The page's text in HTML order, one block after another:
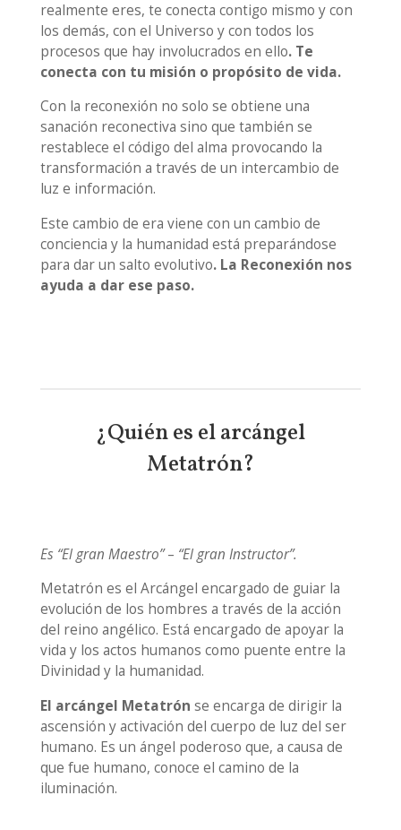
realmente eres, te conecta contigo mismo y con
los demás, con el Universo y con todos los
procesos que hay involucrados en ello. Te
conecta con tu misión o propósito de vida.
Con la reconexión no solo se obtiene una
sanación reconectiva sino que también se
restablece el código del alma provocando la
transformación a través de un intercambio de
luz e información.
Este cambio de era viene con un cambio de
conciencia y la humanidad está preparándose
para dar un salto evolutivo. La Reconexión nos
ayuda a dar ese paso.
¿Quién es el arcángel
Metatrón?
Es “El gran Maestro”– “El gran Instructor”.
Metatrón es el Arcángel encargado de guiar la
evolución de los hombres a través de la acción
del reino angélico. Está encargado de apoyar la
vida y los actos humanos como puente entre la
Divinidad y la humanidad.
El arcángel Metatrón se encarga de dirigir la
ascensión y activación del cuerpo de luz del ser
humano. Es un ángel poderoso que, a causa de
que fue humano, conoce el camino de la
iluminación.